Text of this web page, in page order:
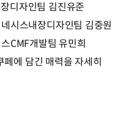
디자인팀 김진유준
시스내장디자인팀 김중원
CMF개발팀 유민희
에 담긴 매력을 자세히